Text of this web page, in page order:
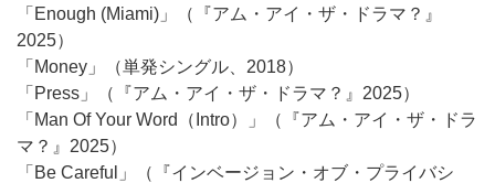
「Enough (Miami)」（『アム・アイ・ザ・ドラマ？』
2025）
「Money」（単発シングル、2018）
「Press」（『アム・アイ・ザ・ドラマ？』2025）
「Man Of Your Word（Intro）」（『アム・アイ・ザ・ドラ
マ？』2025）
「Be Careful」（『インベージョン・オブ・プライバシ